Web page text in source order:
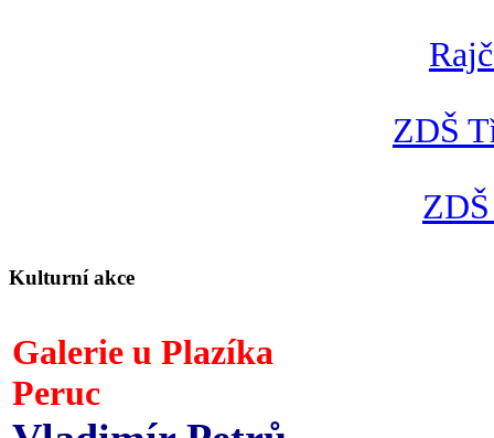
ZDŠ
Kulturní akce
Galerie u Plazíka
Peruc